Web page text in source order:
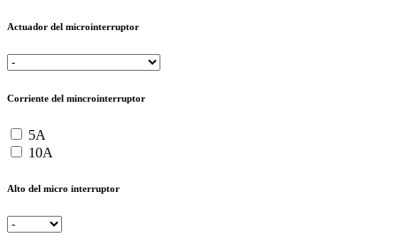
Actuador del microinterruptor
Corriente del mincrointerruptor
5A
10A
Alto del micro interruptor